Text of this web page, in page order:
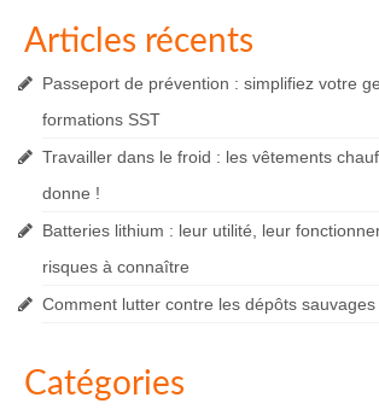
Articles récents
Passeport de prévention : simplifiez votre
formations SST
Travailler dans le froid : les vêtements
donne !
Batteries lithium : leur utilité, leur
risques à connaître
Comment lutter contre les dépôts sauvages
Catégories